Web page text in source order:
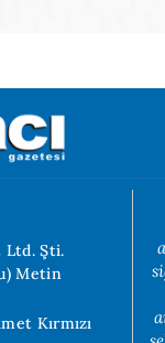
Ltd. Şti.
Metin
Kırmızı